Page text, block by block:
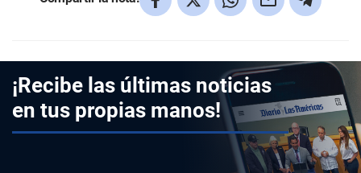
¡Recibe las últimas noticias
en tus propias manos!